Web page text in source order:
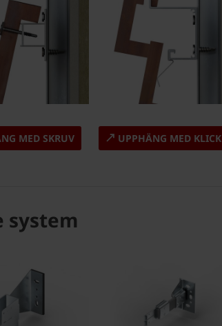
MED SKRUV UPPHÄNG MED KLICK
system